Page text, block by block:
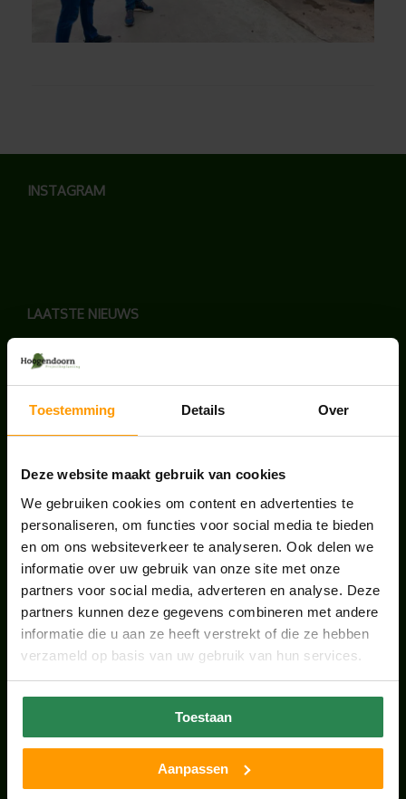
Toestemming Details Over
Deze website maakt gebruik van cookies
We gebruiken cookies om content en advertenties te
personaliseren, om functies voor social media te bieden
en om ons websiteverkeer te analyseren. Ook delen we
informatie over uw gebruik van onze site met onze
partners voor social media, adverteren en analyse. Deze
partners kunnen deze gegevens combineren met andere
informatie die u aan ze heeft verstrekt of die ze hebben
verzameld op basis van uw gebruik van hun services.
Toestaan
Aanpassen
INSTAGRAM
LAATSTE NIEUWS
juli 28, 2026
ONS TEAM GROEIT VERDER
Kantoorplanten Utrecht
Kantoorplanten Amsterdam